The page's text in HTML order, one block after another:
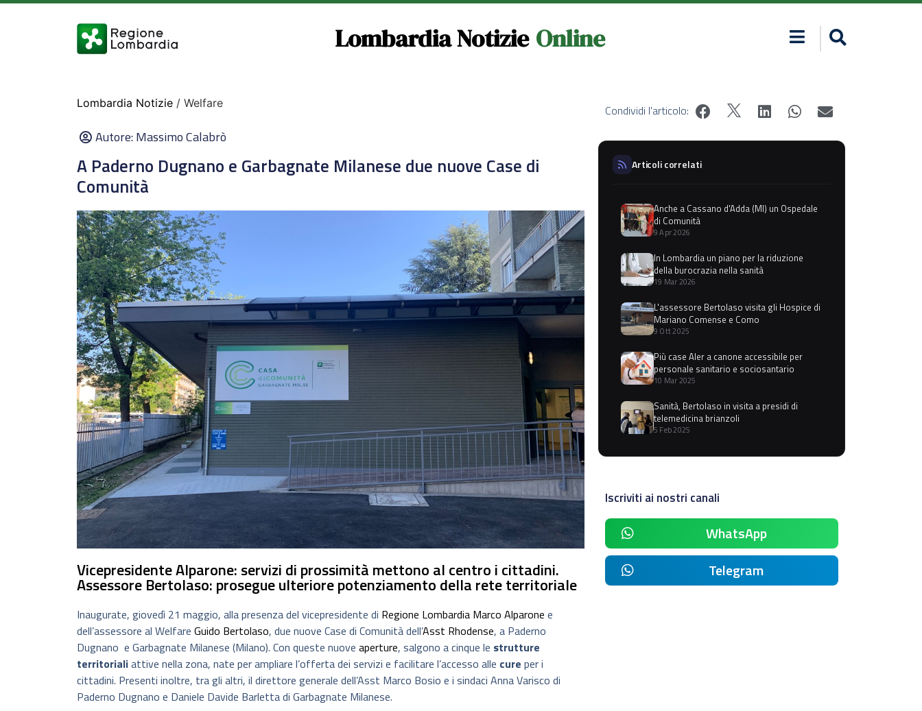
Lombardia Notizie Online
Lombardia Notizie / Welfare
Autore:Massimo Calabrò
A Paderno Dugnano e Garbagnate Milanese due nuove Case di
Comunità
Vicepresidente Alparone: servizi di prossimità mettono al centro i cittadini.
Assessore Bertolaso: prosegue ulteriore potenziamento della rete territoriale
Inaugurate, giovedì 21 maggio, alla presenza del vicepresidente di Regione Lombardia Marco Alparone e
dell’assessore al Welfare Guido Bertolaso, due nuove Case di Comunità dell’Asst Rhodense, a Paderno
Dugnano e Garbagnate Milanese (Milano). Con queste nuove aperture, salgono a cinque le strutture
territorialiattive nella zona, nate per ampliare l’offerta dei servizi e facilitare l’accesso alle cure per i
cittadini. Presenti inoltre, tra gli altri, il direttore generale dell’Asst Marco Bosio e i sindaci Anna Varisco di
Paderno Dugnano e Daniele Davide Barletta di Garbagnate Milanese.
Condividi l'articolo:
Articoli correlati
Anche a Cassano d'Adda (MI) un Ospedale
di Comunità
9 Apr 2026
In Lombardia un piano per la riduzione
della burocrazia nella sanità
19 Mar 2026
L'assessore Bertolaso visita gli Hospice di
Mariano Comense e Como
9 Ott 2025
Più case Aler a canone accessibile per
personale sanitario e sociosantario
10 Mar 2025
Sanità, Bertolaso in visita a presidi di
telemedicina brianzoli
5 Feb 2025
Iscriviti ai nostri canali
WhatsApp
Telegram